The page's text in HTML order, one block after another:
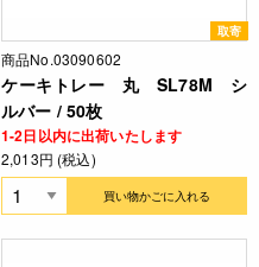
取寄
商品No.03090602
ケーキトレー 丸 SL78M シ
ルバー / 50枚
1-2日以内に出荷いたします
2,013円 (税込)
買い物かごに入れる